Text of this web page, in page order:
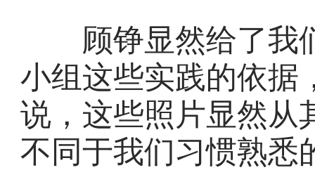
顾铮显然给了我
小组这些实践的依据
说，这些照片显然从
不同于我们习惯熟悉